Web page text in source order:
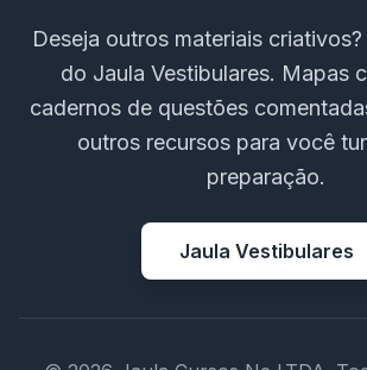
Deseja outros materiais
do Jaula Vestibulares. Mapas
cadernos de questões
outros recursos para você
preparação.
Jaula Vestibulares